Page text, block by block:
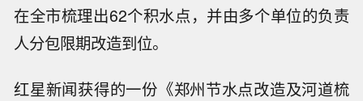
在全市梳理出62个积水点，并由多个单位的负责
人分包限期改造到位。
红星新闻获得的一份《郑州节水点改造及河道梳